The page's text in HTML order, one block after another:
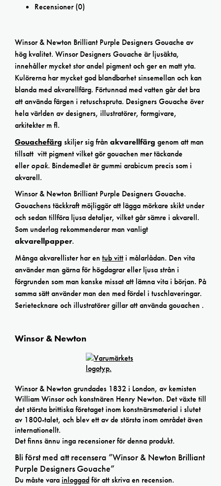
Recensioner (0)
Winsor & Newton Brilliant Purple Designers Gouache av
hög kvalitet. Winsor Designers Gouache är ljusäkta,
innehåller mycket stor andel pigment och ger en matt yta.
Kulörerna har mycket god blandbarhet sinsemellan och kan
blanda med akvarellfärg. Förtunnad med vatten går det bra
att använda färgen i retuschspruta. Designers Gouache över
hela världen av designers, illustratörer, formgivare,
arkitekter m fl.
Gouachefärg skiljer sig från akvarellfärg genom att man
tillsatt vitt pigment vilket gör gouachen mer täckande
elleropak. Bindemedlet är gummi arabicum precis som i
akvarell.
Winsor & Newton Brilliant Purple Designers Gouache.
Gouachens täckkraft möjliggör att lägga mörkare skikt under
och sedan tillföra ljusa detaljer, vilket går sämre i akvarell.
Som underlag rekommenderar man vanligt
akvarellpapper.
Många akvarellister har en tub vitti målarlådan. Den vita
använder man gärna för högdagrar eller ljusa strån i
förgrunden som man kanske missat att lämna vita i början. På
samma sätt använder man den med fördel i tuschlaveringar.
Serietecknare och illustratörer gillar att använda gouachen .
Winsor & Newton
Winsor & Newton grundades 1832 i London, av kemisten
William Winsor och konstnären Henry Newton. Det växte till
det största brittiska företaget inom konstnärsmaterial i slutet
av 1800-talet, och blev ett av de största inom området även
internationellt.
Det finns ännu inga recensioner för denna produkt.
Bli först med att recensera ”Winsor & Newton Brilliant
Purple Designers Gouache”
Du måste varainloggadför att skriva en recension.